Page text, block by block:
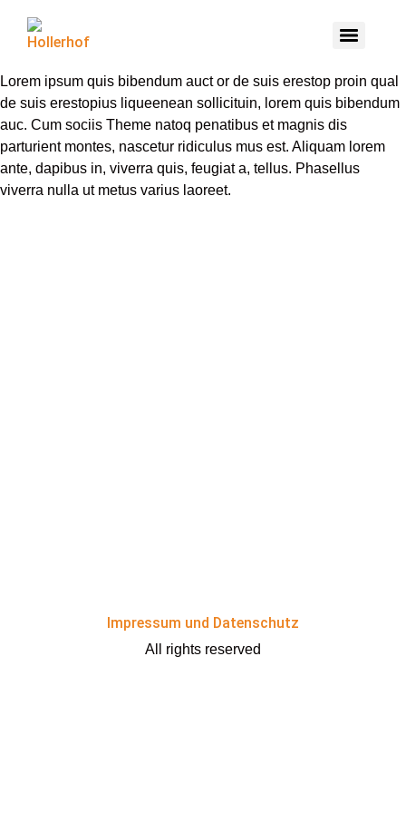
Lorem ipsum quis bibendum auct or de suis erestop proin qual
de suis erestopius liqueenean sollicituin, lorem quis bibendum
auc. Cum sociis Theme natoq penatibus et magnis dis
parturient montes, nascetur ridiculus mus est. Aliquam lorem
ante, dapibus in, viverra quis, feugiat a, tellus. Phasellus
viverra nulla ut metus varius laoreet.
Impressum und Datenschutz
All rights reserved